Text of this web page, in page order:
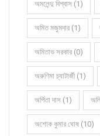
অমলেন্দু বিশ্বাস (1)
অমিত মজুমদার (1)
অমিতাভ সরকার (0)
অরুণিমা চ্যাটার্জী (1)
অর্পিতা দাস (1)
অশোক কুমার ঘোষ (10)